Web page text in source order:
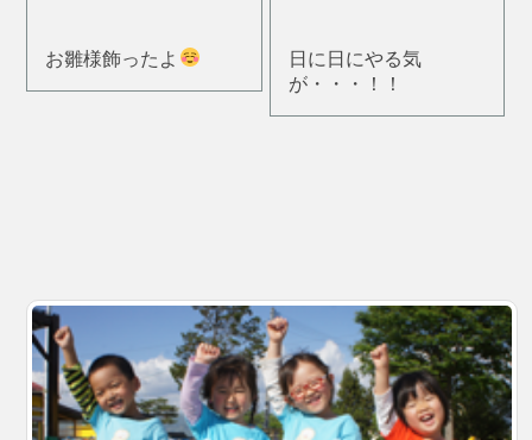
お雛様飾ったよ
日に日にやる気
が・・・！！